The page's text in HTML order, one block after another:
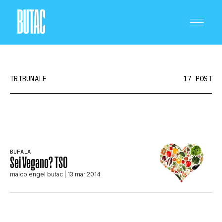
SCIENZA E TECNOLOGIA
TRIBUNALE 17 POST
BUFALA
Sei Vegano? TSO
maicolengel butac | 13 mar 2014